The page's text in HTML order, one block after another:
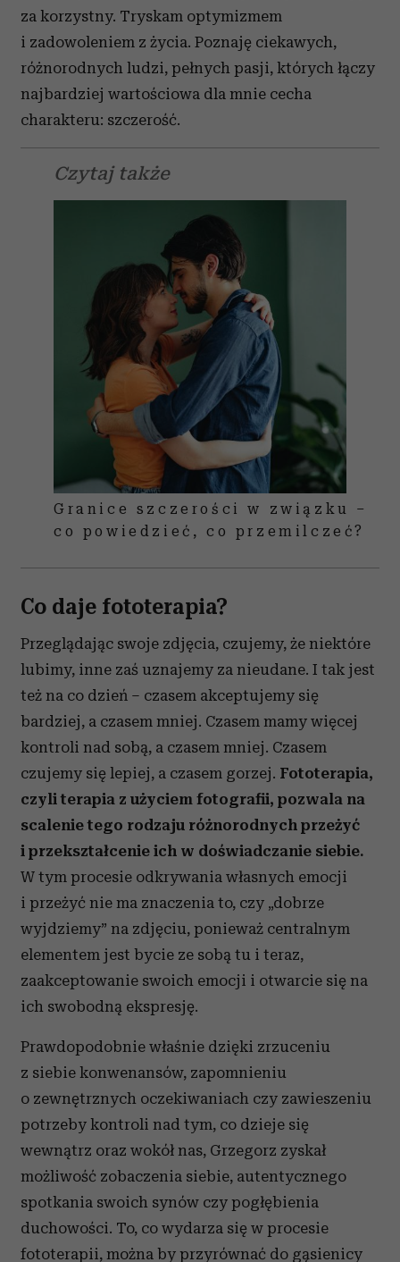
za korzystny. Tryskam optymizmem
i zadowoleniem z życia. Poznaję ciekawych,
różnorodnych ludzi, pełnych pasji, których łączy
najbardziej wartościowa dla mnie cecha
charakteru: szczerość.
Czytaj także
Granice szczerości w związku –
co powiedzieć, co przemilczeć?
Co daje fototerapia?
Przeglądając swoje zdjęcia, czujemy, że niektóre
lubimy, inne zaś uznajemy za nieudane. I tak jest
też na co dzień – czasem akceptujemy się
bardziej, a czasem mniej. Czasem mamy więcej
kontroli nad sobą, a czasem mniej. Czasem
czujemy się lepiej, a czasem gorzej. Fototerapia,
czyli terapia z użyciem fotografii, pozwala na
scalenie tego rodzaju różnorodnych przeżyć
i przekształcenie ich w doświadczanie siebie.
W tym procesie odkrywania własnych emocji
i przeżyć nie ma znaczenia to, czy „dobrze
wyjdziemy” na zdjęciu, ponieważ centralnym
elementem jest bycie ze sobą tu i teraz,
zaakceptowanie swoich emocji i otwarcie się na
ich swobodną ekspresję.
Prawdopodobnie właśnie dzięki zrzuceniu
z siebie konwenansów, zapomnieniu
o zewnętrznych oczekiwaniach czy zawieszeniu
potrzeby kontroli nad tym, co dzieje się
wewnątrz oraz wokół nas, Grzegorz zyskał
możliwość zobaczenia siebie, autentycznego
spotkania swoich synów czy pogłębienia
duchowości. To, co wydarza się w procesie
fototerapii, można by przyrównać do gąsienicy